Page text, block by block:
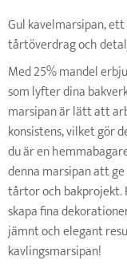
Gul kavelmarsipan,
tårtöverdrag och
Med 25% mandel
som lyfter dina
marsipan är lätt att
konsistens, vilket gör
du är en
denna marsipan att
tårtor och
skapa fina
jämnt och elegant
kavlingsmarsipan!